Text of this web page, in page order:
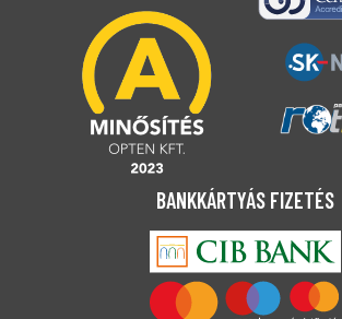
BANKKÁRTYÁS FIZETÉS